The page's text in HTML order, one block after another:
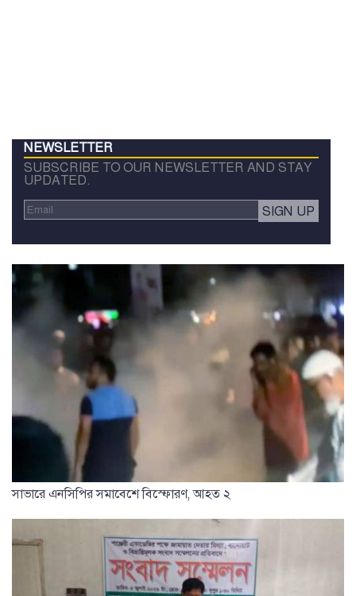
NEWSLETTER
SUBSCRIBE TO OUR NEWSLETTER AND STAY
UPDATED.
সাভারে এনসিপির সমাবেশে বিস্ফোরণ, আহত ২